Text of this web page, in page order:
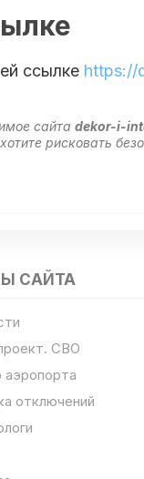
ссылке https://
сайтаdekor-i-
рисковать
САЙТА
СВО
аэропорта
отключений